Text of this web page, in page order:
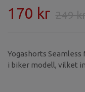
170 kr 249
Yogashorts
i biker modell, vilket